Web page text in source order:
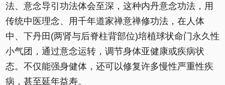
法、意念导引功法体会至深，这种内丹意念功法，用
传统中医理念、用千年道家禅意禅修功法，在人体
中、下丹田(两肾与后脊柱背部位)培植球状命门永久性
小气团，通过意念运转，调节身体亚健康或疾病状
态。不仅能强身健体，还可以修复许多慢性严重性疾
病，甚至延年益寿。